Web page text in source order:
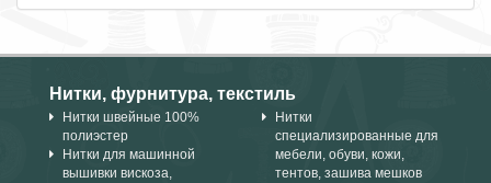
Нитки, фурнитура, текстиль
Нитки швейные 100%
полиэстер
Нитки для машинной
вышивки вискоза,
Нитки
специализированные для
мебели, обуви, кожи,
тентов, зашива мешков